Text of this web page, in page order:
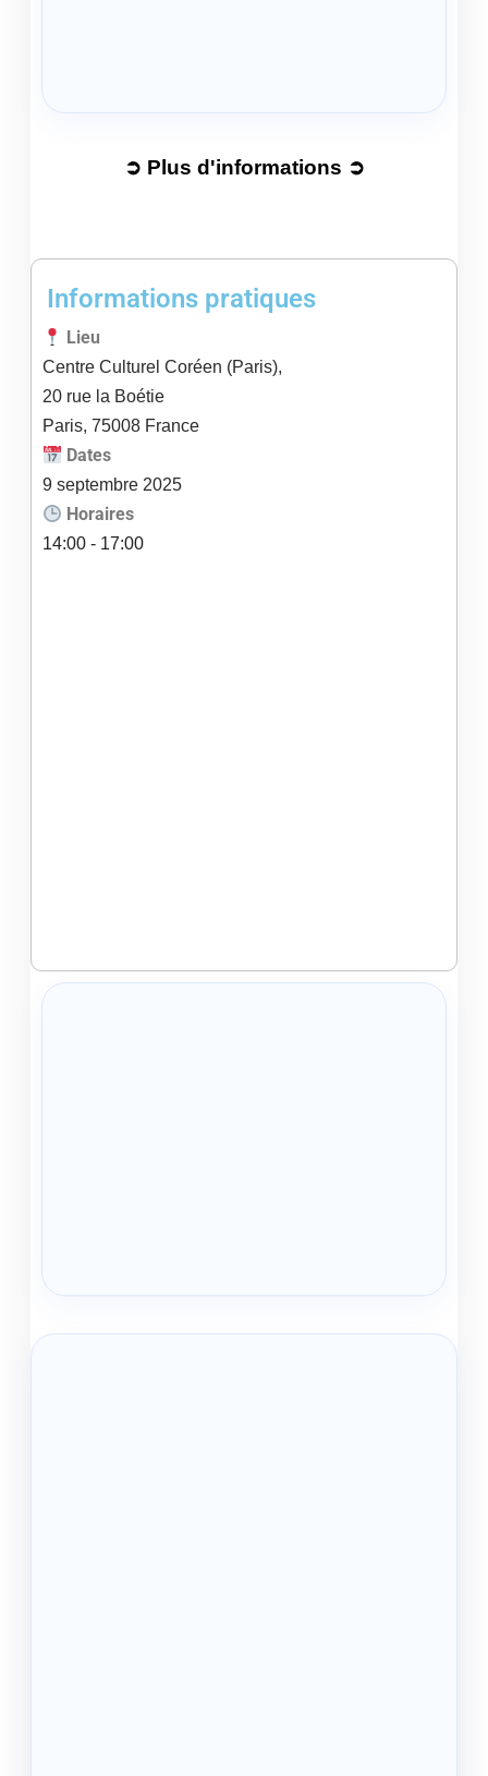
➲ Plus d'informations ➲
Informations pratiques
Lieu
Centre Culturel Coréen (Paris),
20 rue la Boétie
Paris, 75008 France
Dates
9 septembre 2025
Horaires
14:00 - 17:00